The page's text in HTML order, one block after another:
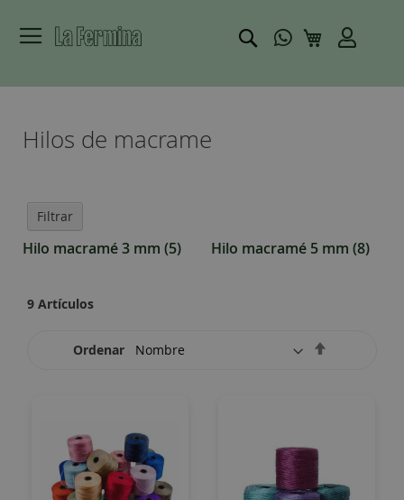
Buscar Mi carrito
Hilos de macrame
Filtrar
Hilo macramé 3 mm (5) Hilo macramé 5 mm (8)
9 Artículos
Ordenar